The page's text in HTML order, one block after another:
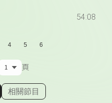
54:08
4 5 6
頁
顯示相關單集
相關節目